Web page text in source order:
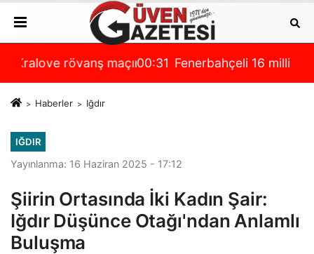
hazırlıkları başladı
00:31 Fenerbahçeli 16 milli atlet Avrupa
Haberler Iğdır
IĞDIR
Yayınlanma: 16 Haziran 2025 - 17:12
Şiirin Ortasında İki Kadın Şair:
Iğdır Düşünce Otağı'ndan Anlamlı
Buluşma